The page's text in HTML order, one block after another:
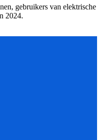
gebruikers van elektrische
2024.